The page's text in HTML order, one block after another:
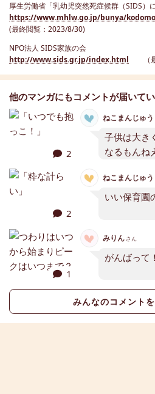
厚生労働省「乳幼児突然死症候群（SIDS）
https://www.mhlw.go.jp/bunya/
(最終閲覧：2023/8/30)
NPO法人 SIDS家族の会
http://www.sids.gr.jp/index.html
他のマンガにもコメントが届いてい
2
ねこまんじゅう
子供は大き
なるもんね
2
ねこまんじゅう
いい保育園
1
みりん さん
がんばって
みんなのコメント